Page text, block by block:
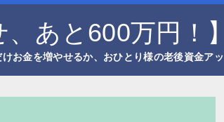
あと600万円！】
お金を増やせるか、おひとり様の老後資金ア